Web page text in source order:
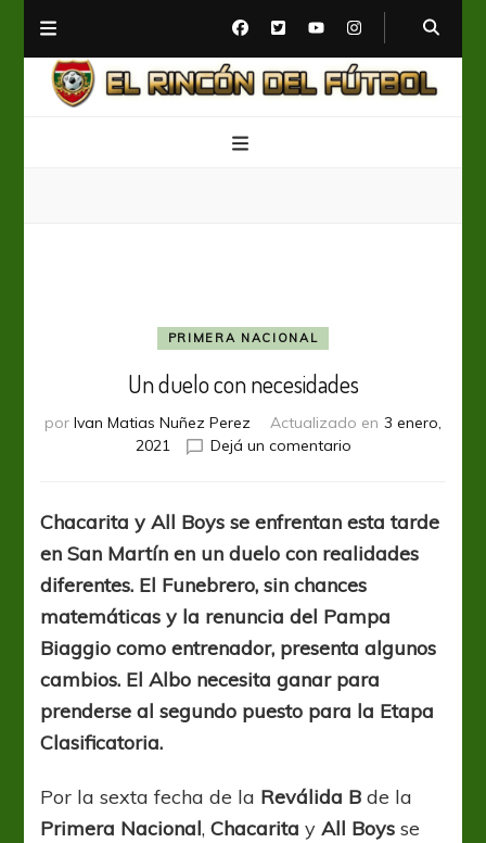
PRIMERA NACIONAL
Un duelo con necesidades
por Ivan Matias Nuñez Perez Actualizado en 3 enero,
2021
Dejá un comentarioen
con
necesidades
Chacarita y All Boys se enfrentan esta tarde
en San Martín en un duelo con realidades
diferentes. El Funebrero, sin chances
matemáticas y la renuncia del Pampa
Biaggio como entrenador, presenta algunos
cambios. El Albo necesita ganar para
prenderse al segundo puesto para la Etapa
Clasificatoria.
Por la sexta fecha de la Reválida B de la
Primera Nacional,ChacaritayAll Boysse